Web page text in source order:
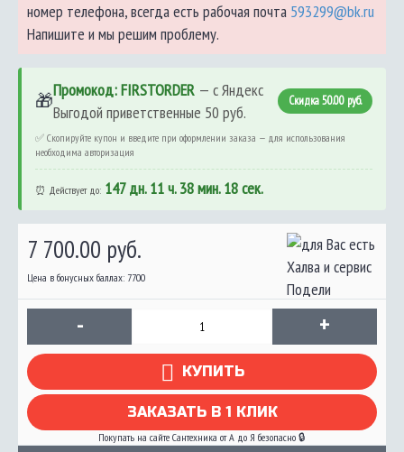
номер телефона, всегда есть рабочая почта 593299@bk.ru
Напишите и мы решим проблему.
🎁Промокод: FIRSTORDER — с Яндекс
Выгодой приветственные 50 руб.
Скидка 50.00 руб.
✅ Скопируйте купон и введите при оформлении заказа — для использования
необходима авторизация
⏰ Действует до: 147 дн. 11 ч. 38 мин. 17 сек.
7 700.00 руб.
Цена в бонусных баллах: 7700
- +
КУПИТЬ
ЗАКАЗАТЬ В 1 КЛИК
Покупать на сайте Сантехника от А до Я безопасно 🔒